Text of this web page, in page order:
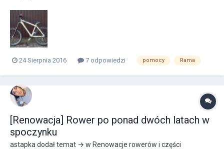
24 Sierpnia 2016 7 odpowiedzi pomocy Rama
[Renowacja] Rower po ponad dwóch latach w
spoczynku
astapka dodał temat → w Renowacje rowerów i części